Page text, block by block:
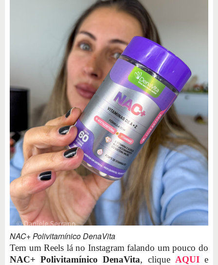
NAC+ Polivitamínico DenaVita
Tem um Reels lá no Instagram falando um pouco do
NAC+ Polivitamínico DenaVita, clique AQUIe